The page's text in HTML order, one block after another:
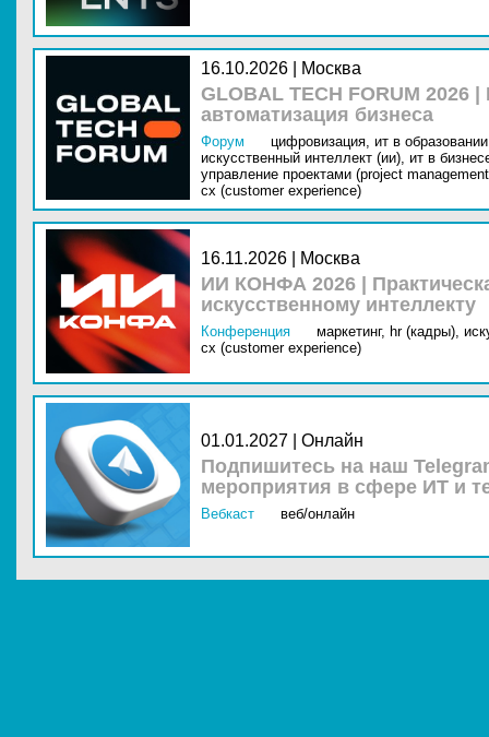
16.10.2026 | Москва
GLOBAL TECH FORUM
автоматизация бизнеса
Форум цифровизация, ит в
искусственный интеллект (ии), ит в
управление проектами (project
cx (customer experience)
16.11.2026 | Москва
ИИ КОНФА 2026 |
искусственному интеллекту
Конференция маркетинг, hr (кадры),
cx (customer experience)
01.01.2027 | Онлайн
Подпишитесь на наш
мероприятия в сфере ИТ и
Вебкаст веб/онлайн